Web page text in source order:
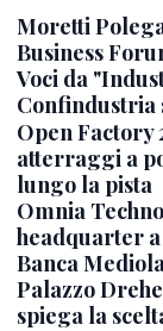
Moretti
Business
Voci da
Open Factory
atterraggi a
lungo la pista
Omnia
headquarter
Banca
Palazzo
spiega la